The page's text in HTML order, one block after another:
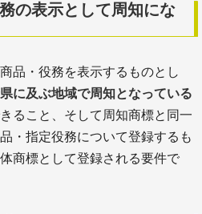
の表示として周知にな
品・役務を表示するものとし
に及ぶ地域で周知となっている
ること、そして周知商標と同一
・指定役務について登録するも
商標として登録される要件で